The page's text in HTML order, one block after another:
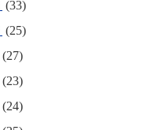
(33)
(25)
(27)
(23)
(24)